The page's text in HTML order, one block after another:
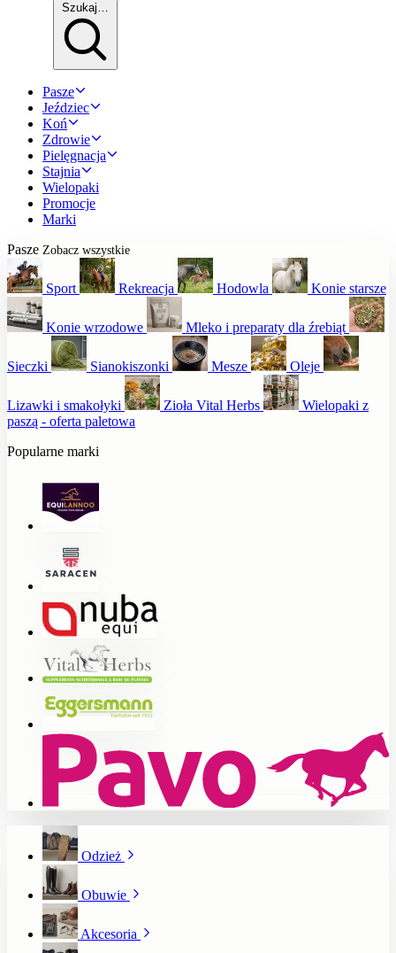
Szukaj…
Pasze
Jeździec
Koń
Zdrowie
Pielęgnacja
Stajnia
Wielopaki
Promocje
Marki
Pasze Zobacz wszystkie
Sport Rekreacja Hodowla Konie starsze
Konie wrzodowe Mleko i preparaty dla źrebiąt
Sieczki Sianokiszonki Mesze Oleje
Lizawki i smakołyki Zioła Vital Herbs
Wielopaki z
paszą - oferta paletowa
Popularne marki
Odzież
Obuwie
Akcesoria